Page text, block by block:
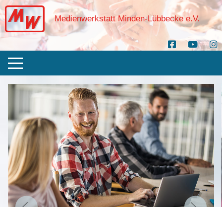
Medienwerkstatt Minden-Lübbecke e.V.